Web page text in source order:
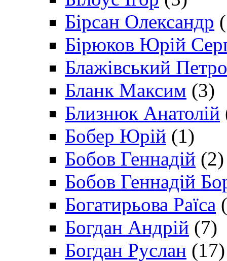
Бірсан Олександр
Бірюков Юрій
Блажівський Петро
Бланк Максим (3)
Близнюк Анатолій
Бобер Юрій (1)
Бобов Геннадій (2)
Бобов Геннадій
Богатирьова Раїса
Богдан Андрій (7)
Богдан Руслан (17)